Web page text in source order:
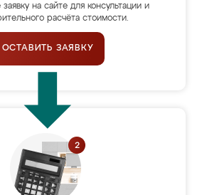
заявку на сайте для консультации и
расчёта стоимости.
ОСТАВИТЬ ЗАЯВКУ